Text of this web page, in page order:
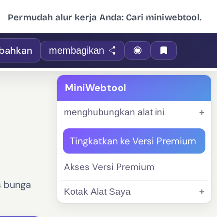
Permudah alur kerja Anda: Cari miniwebtool.
membagikan
bunga
MiniWebtool
menghubungkan alat ini
Tingkatkan ke Versi Premium
Akses Versi Premium
Kotak Alat Saya